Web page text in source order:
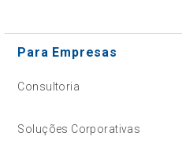
Para Empresas
Consultoria
Soluções Corporativas